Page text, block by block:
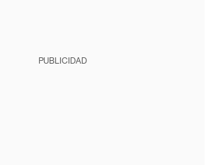
PUBLICIDAD